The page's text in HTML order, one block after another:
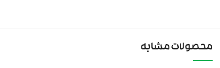
محصولات مشابه